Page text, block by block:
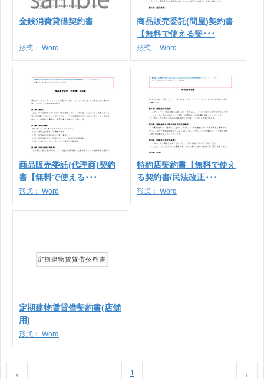
金銭消費貸借契約書
形式： Word
商品販売委託(問屋)契約書
【無料で使える契･･･
形式： Word
商品販売委託(代理商)契約
書【無料で使える･･･
形式： Word
特約店契約書【無料で使え
る契約書/民法改正･･･
形式： Word
定期建物賃貸借契約書(店舗
用)
形式： Word
1